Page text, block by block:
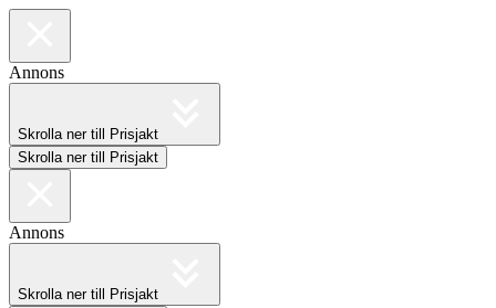
Annons
Skrolla ner till Prisjakt
Skrolla ner till Prisjakt
Annons
Skrolla ner till Prisjakt